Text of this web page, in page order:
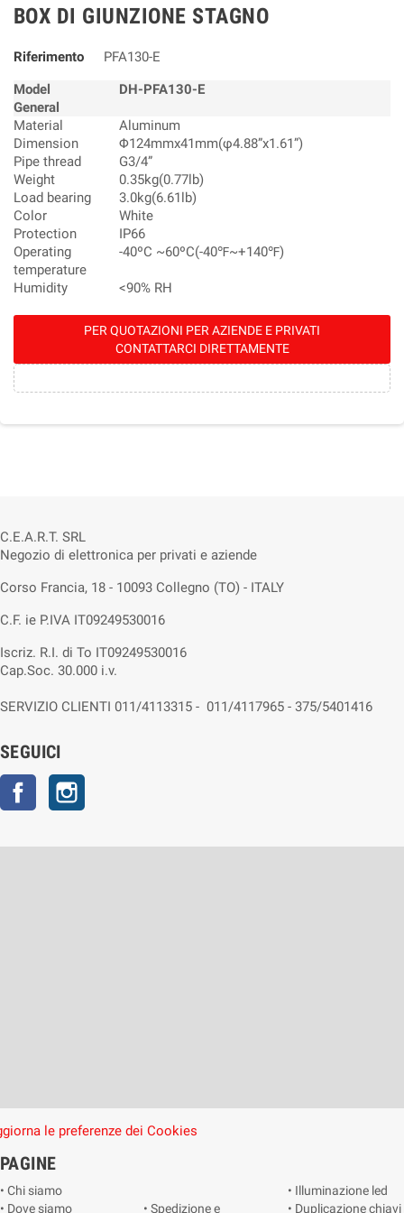
BOX DI GIUNZIONE STAGNO
Riferimento
PFA130-E
Model
DH-PFA130-E
General
Material
Aluminum
Dimension
Φ124mmx41mm(φ4.88”x1.61”)
Pipe thread
G3/4”
Weight
0.35kg(0.77lb)
Load bearing
3.0kg(6.61lb)
Color
White
Protection
IP66
Operating
temperature
-40ºC ~60ºC(-40℉~+140℉)
Humidity <90% RH
PER QUOTAZIONI PER AZIENDE E PRIVATI
CONTATTARCI DIRETTAMENTE
C.E.A.R.T. SRL
Negozio di elettronica per privati e aziende
Corso Francia, 18 - 10093 Collegno (TO) - ITALY
C.F. ie P.IVA IT09249530016
Iscriz. R.I. di To IT09249530016
Cap.Soc. 30.000 i.v.
SERVIZIO CLIENTI 011/4113315 - 011/4117965 - 375/5401416
SEGUICI
Facebook
le preferenze dei Cookies
PAGINE
• Chi siamo
• Dove siamo
• Spedizione e
• Illuminazione led
• Duplicazione chiavi